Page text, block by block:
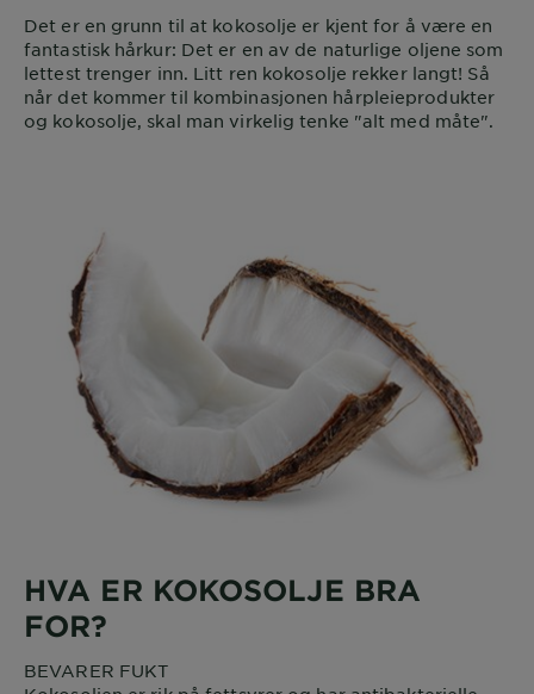
Det er en grunn til at kokosolje er kjent for å være en
fantastisk hårkur: Det er en av de naturlige oljene som
lettest trenger inn. Litt ren kokosolje rekker langt! Så
når det kommer til kombinasjonen hårpleieprodukter
og kokosolje, skal man virkelig tenke "alt med måte".
HVA ER KOKOSOLJE BRA
FOR?
BEVARER FUKT